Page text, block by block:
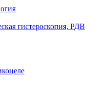
гистероскопия, РДВ